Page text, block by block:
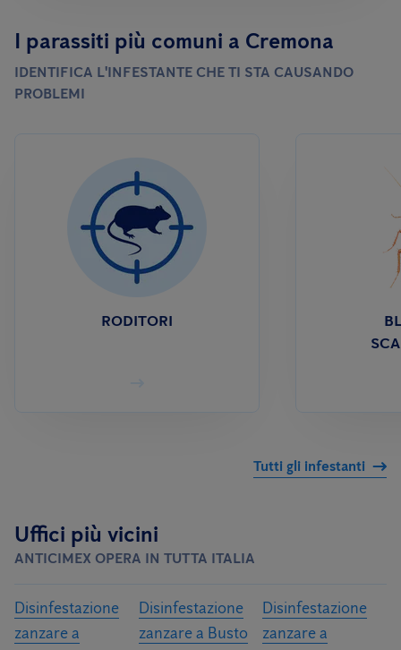
I parassiti più comuni a Cremona
IDENTIFICA L'INFESTANTE CHE TI STA CAUSANDO
PROBLEMI
RODITORI
Tutti gli infestanti
Uffici più vicini
ANTICIMEX OPERA IN TUTTA ITALIA
Disinfestazione
zanzare a
Disinfestazione
zanzare a Busto
Disinfestazione
zanzare a